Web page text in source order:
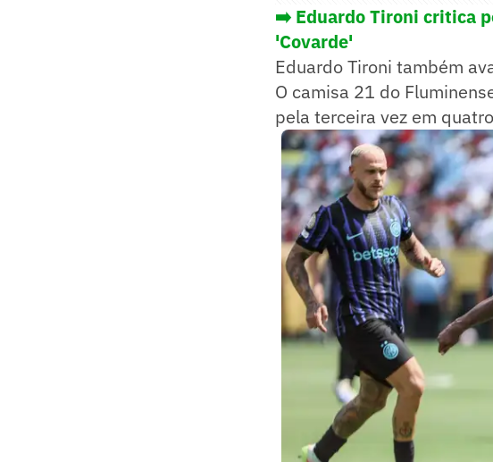
➡️ Eduardo Tironi critica
'Covarde'
Eduardo Tironi também
O camisa 21 do
pela terceira vez em